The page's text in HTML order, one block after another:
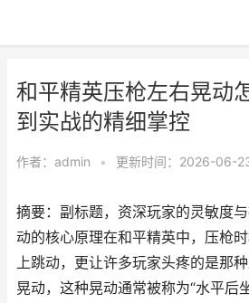
和平精英压枪左右晃动
到实战的精细掌控
作者： admin • 更新时间：2026-06-
摘要：副标题，资深玩家的灵敏度
动的核心原理在和平精英中，压枪
上跳动，更让许多玩家头疼的是那
晃动，这种晃动通常被称为“水平后